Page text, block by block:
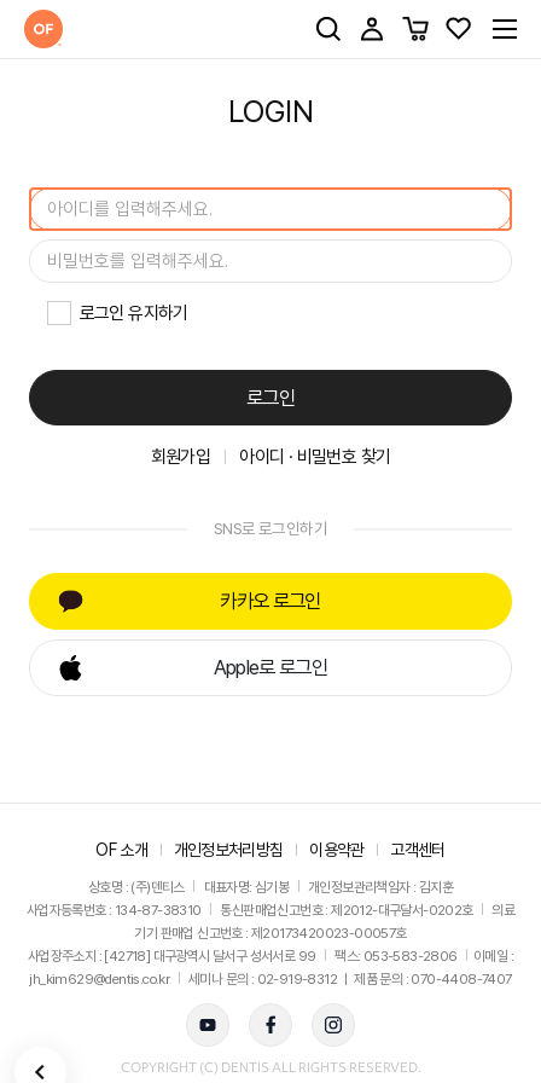
LOGIN
로그인 유지하기
로그인
회원가입 아이디 · 비밀번호 찾기
SNS로 로그인하기
카카오 로그인
Apple로 로그인
OF 소개 개인정보처리방침 이용약관 고객센터
상호명 : (주)덴티스 대표자명: 심기봉
개인정보관리책임자 : 김지훈
사업자등록번호 : 134-87-38310
통신판매업신고번호 : 제2012-대구달서-0202호
의료
기기 판매업 신고번호 : 제20173420023-00057호
사업장주소지 : [42718] 대구광역시 달서구 성서서로 99
팩스: 053-583-2806
이메일 :
jh_kim629@dentis.co.kr
세미나 문의 : 02-919-8312 ㅣ 제품 문의 : 070-4408-7407
COPYRIGHT (C) DENTIS ALL RIGHTS RESERVED.